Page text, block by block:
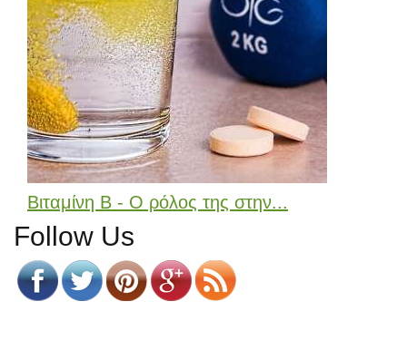
Βιταμίνη Β - Ο ρόλος της στην...
Follow Us